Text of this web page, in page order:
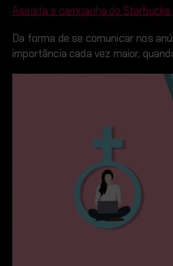
Assista a campanha do Starbucks
Da forma de se comunicar nos
importância cada vez maior,